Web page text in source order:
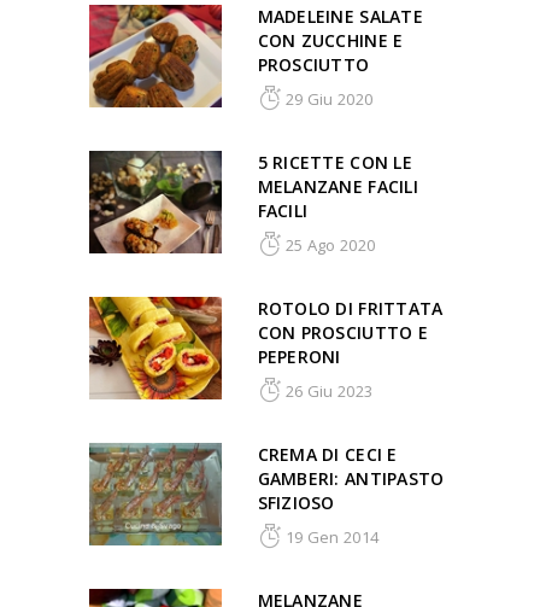
MADELEINE SALATE
CON ZUCCHINE E
PROSCIUTTO
29 Giu 2020
5 RICETTE CON LE
MELANZANE FACILI
FACILI
25 Ago 2020
ROTOLO DI FRITTATA
CON PROSCIUTTO E
PEPERONI
26 Giu 2023
CREMA DI CECI E
GAMBERI: ANTIPASTO
SFIZIOSO
19 Gen 2014
MELANZANE